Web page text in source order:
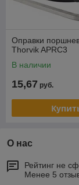
Оправки
Thorvik APRC3
В наличии
15,67 руб.
О нас
Рейтинг не
Менее 5